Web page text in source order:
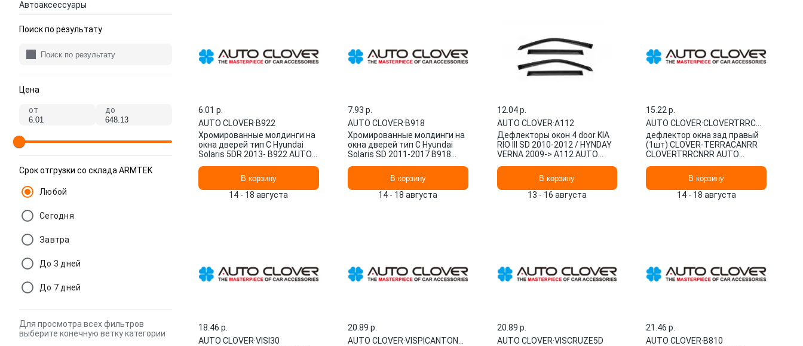
Автоаксессуары
Поиск по результату
Цена
от до
Срок отгрузки со склада ARMTEK
Любой
Сегодня
Завтра
До 3 дней
До 7 дней
Для просмотра всех фильтров
выберите конечную ветку категории
6.01 p.
AUTO CLOVER·B922
Хромированные молдинги на
окна дверей тип С Hyundai
Solaris 5DR 2013- B922 AUTO
В корзину
14 - 18 августа
7.93 p.
AUTO CLOVER·B918
Хромированные молдинги на
окна дверей тип С Hyundai
Solaris SD 2011-2017 B918
В корзину
14 - 18 августа
12.04 p.
AUTO CLOVER·A112
Дефлекторы окон 4 door KIA
RIO III SD 2010-2012 / HYNDAY
VERNA 2009-> A112 AUTO
В корзину
13 - 16 августа
15.22 p.
AUTO CLOVER·
дефлектор окна зад правый
(1шт) CLOVER-TERRACANRR
CLOVERTRRCNRR AUTO
В корзину
14 - 18 августа
18.46 p.
AUTO CLOVER·VISI30
20.89 p.
AUTO CLOVER·
20.89 p.
AUTO CLOVER·VISCRUZE5D
21.46 p.
AUTO CLOVER·B810